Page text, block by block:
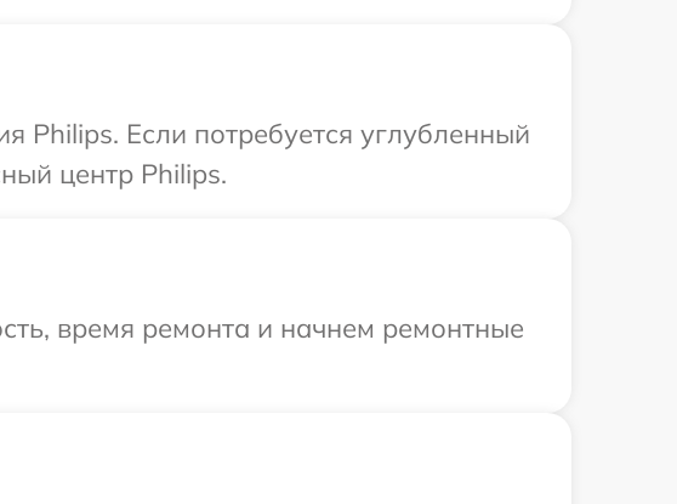
Philips. Если потребуется углубленный
центр Philips.
время ремонта и начнем ремонтные